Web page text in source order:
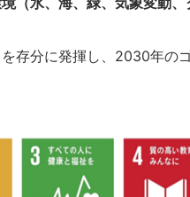
存分に発揮し、2030年の